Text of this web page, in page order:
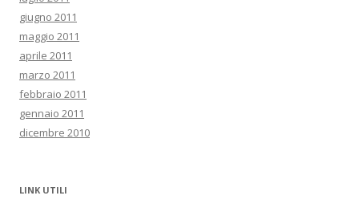
giugno 2011
maggio 2011
aprile 2011
marzo 2011
febbraio 2011
gennaio 2011
dicembre 2010
LINK UTILI